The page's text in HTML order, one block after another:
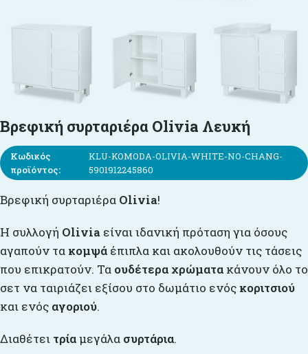
Βρεφική συρταριέρα Olivia Λευκή
Κωδικός
προϊόντος:
KLU-KOMODA-OLIVIA-WHITE-NO-CHANG-
5901912245860
Βρεφική συρταριέρα Olivia!
Η συλλογή Olivia είναι ιδανική πρόταση για όσους
αγαπούν τα κομψά έπιπλα και ακολουθούν τις τάσεις
που επικρατούν. Τα ουδέτερα χρώματα κάνουν όλο το
σετ να ταιριάζει εξίσου στο δωμάτιο ενός κοριτσιού
και ενός αγοριού.
Διαθέτει τρίαμεγάλα συρτάρια.